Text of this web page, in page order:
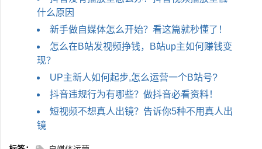
什么原因
新手做自媒体怎么开始？看这篇就秒懂了！
怎么在B站发视频挣钱，B站up主如何赚钱变
现？
UP主新人如何起步,怎么运营一个B站号?
抖音违规行为有哪些？做抖音必看资料！
短视频不想真人出镜？告诉你5种不用真人出
镜